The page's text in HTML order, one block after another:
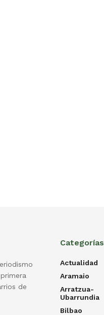
de
Categorías
Actualidad
Aramaio
Arratzua-
Ubarrundia
Bilbao